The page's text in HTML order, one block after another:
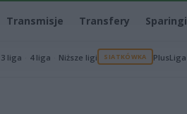
Transmisje Transfery Sparingi
3 liga 4 liga Niższe ligi SIATKÓWKA PlusLiga